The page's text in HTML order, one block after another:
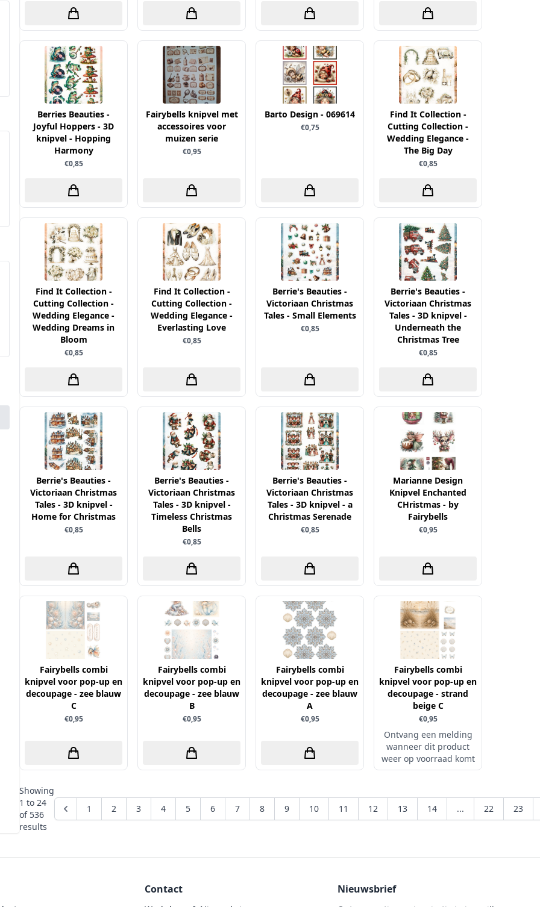
Berries Beauties -
Joyful Hoppers - 3D
knipvel - Hopping
Harmony
€0,85
Fairybells knipvel met
accessoires voor
muizen serie
€0,95
Barto Design - 069614
€0,75
Find It Collection -
Cutting Collection -
Wedding Elegance -
The Big Day
€0,85
Find It Collection -
Cutting Collection -
Wedding Elegance -
Wedding Dreams in
Bloom
€0,85
Find It Collection -
Cutting Collection -
Wedding Elegance -
Everlasting Love
€0,85
Berrie's Beauties -
Victoriaan Christmas
Tales - Small Elements
€0,85
Berrie's Beauties -
Victoriaan Christmas
Tales - 3D knipvel -
Underneath the
Christmas Tree
€0,85
Berrie's Beauties -
Victoriaan Christmas
Tales - 3D knipvel -
Home for Christmas
€0,85
Berrie's Beauties -
Victoriaan Christmas
Tales - 3D knipvel -
Timeless Christmas
Bells
€0,85
Berrie's Beauties -
Victoriaan Christmas
Tales - 3D knipvel - a
Christmas Serenade
€0,85
Marianne Design
Knipvel Enchanted
CHristmas - by
Fairybells
€0,95
Fairybells combi
knipvel voor pop-up en
decoupage - zee blauw
C
€0,95
Fairybells combi
knipvel voor pop-up en
decoupage - zee blauw
B
€0,95
Fairybells combi
knipvel voor pop-up en
decoupage - zee blauw
A
€0,95
Fairybells combi
knipvel voor pop-up en
decoupage - strand
beige C
€0,95
Ontvang een melding
wanneer dit product
weer op voorraad komt
Showing
1 to 24
of 536
results
1 2 3 4 5 6 7 8 9 10 11 12 13 14 ... 22 23
Contact Nieuwsbrief